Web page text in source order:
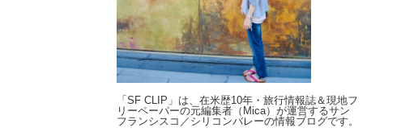
「SF CLIP」は、在米歴10年・旅行情報誌＆現地フ
リーペーパーの元編集者（Mica）が運営するサン
フランシスコ／シリコンバレーの情報ブログです。